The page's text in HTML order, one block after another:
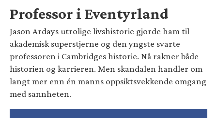
Professor i Eventyrland
Jason Ardays utrolige livshistorie gjorde ham til
akademisk superstjerne og den yngste svarte
professoren i Cambridges historie. Nå rakner både
historien og karrieren. Men skandalen handler om
langt mer enn én manns oppsiktsvekkende omgang
med sannheten.